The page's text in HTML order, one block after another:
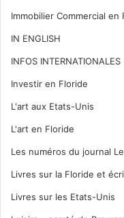
Immobilier Commercial en
IN ENGLISH
INFOS INTERNATIONALES
Investir en Floride
L'art aux Etats-Unis
L'art en Floride
Les numéros du journal
Livres sur la Floride et
Livres sur les Etats-Unis